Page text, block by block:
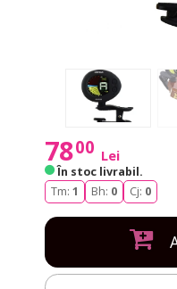
7800 Lei
În stoc livrabil.
Tm: 1 Bh: 0 Cj: 0